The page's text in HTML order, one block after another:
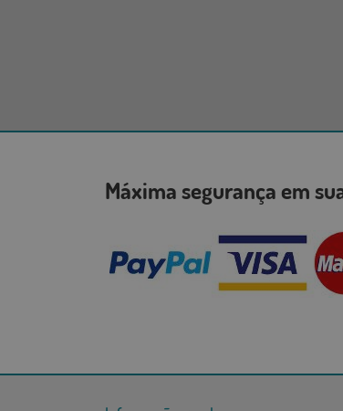
Máxima segurança em